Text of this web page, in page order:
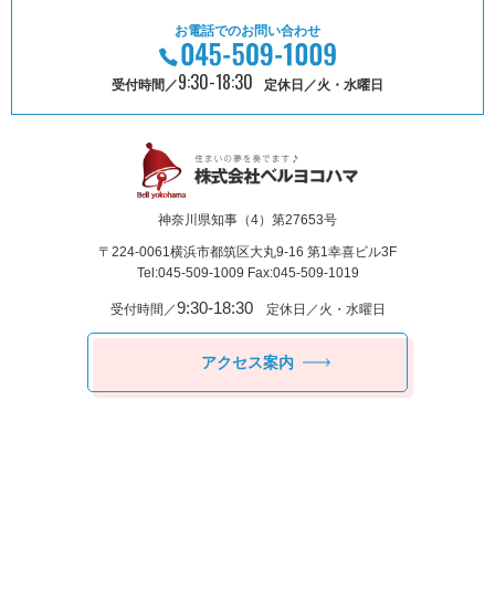
お電話でのお問い合わせ
受付時間／9:30-18:30 定休日／火・水曜日
神奈川県知事（4）第27653号
〒224-0061横浜市都筑区⼤丸9-16 第1幸喜ビル3F
Tel:045-509-1009 Fax:045-509-1019
受付時間／9:30-18:30定休日／火・水曜日
アクセス案内